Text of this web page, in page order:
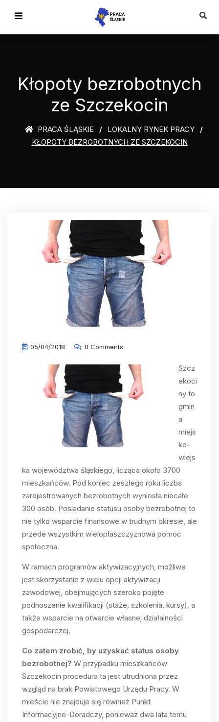
Kłopoty bezrobotnych
ze Szczekocin
PRACA ŚLĄSKIE
LOKALNY RYNEK PRACY
KŁOPOTY BEZROBOTNYCH ZE SZCZEKOCIN
05/04/2018 0 Comments
Szcz
ekoci
ny to
gmin
a
miejs
ko-
wiejs
ka województwa śląskiego, licząca około 3700
mieszkańców. Pod koniec zeszłego roku liczba
zarejestrowanych bezrobotnych wyniosła niecałe
300 osób. Posiadanie statusu osoby bezrobotnej to
nie tylko wsparcie finansowe w trudnym okresie, ale
przede wszystkim wielopłaszczyznowa pomoc
społeczna.
W ramach programów aktywizacyjnych, możliwe
jest skorzystanie z wielu opcji aktywizacji
zawodowej, obejmujących szeroko pojęte
podnoszenie kwalifikacji (staże, szkolenia, kursy), a
także wsparcie na otwarcie własnej działalności
gospodarczej.
Co zatem zrobić, by uzyskać status osoby
bezrobotnej? W przypadku mieszkańców
Szczekocin procedura ta jest utrudniona przez
wzgląd na brak Powiatowego Urzędu Pracy. W
mieście nie znajduje się również Punkt
Informacyjno-Doradczy, ponieważ dwa lata temu